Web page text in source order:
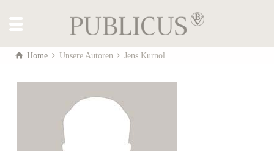
Home Unsere Autoren Jens Kurnol